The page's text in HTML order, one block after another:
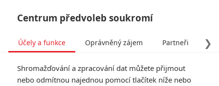
Centrum předvoleb soukromí
❯
Účely a funkce Oprávněný zájem Partneři
Shromažďování a zpracování dat můžete přijmout
nebo odmítnou najednou pomocí tlačítek níže nebo